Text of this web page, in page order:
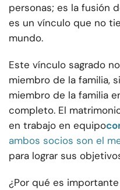
personas; es la fusión
es un vínculo que no
mundo.
Este vínculo sagrado
miembro de la familia,
miembro de la familia
completo. El
en trabajo en equipo
ambos socios son el
para lograr sus
¿Por qué es